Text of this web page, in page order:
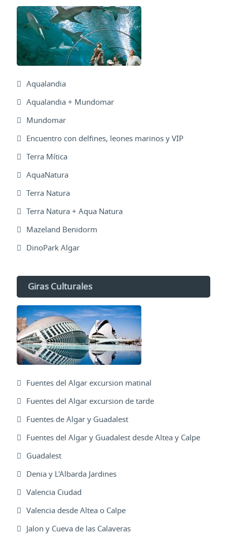
Aqualandia
Aqualandia + Mundomar
Mundomar
Encuentro con delfines, leones marinos y VIP
Terra Mítica
AquaNatura
Terra Natura
Terra Natura + Aqua Natura
Mazeland Benidorm
DinoPark Algar
Giras Culturales
Fuentes del Algar excursion matinal
Fuentes del Algar excursion de tarde
Fuentes de Algar y Guadalest
Fuentes del Algar y Guadalest desde Altea y Calpe
Guadalest
Denia y L'Albarda Jardines
Valencia Ciudad
Valencia desde Altea o Calpe
Jalon y Cueva de las Calaveras